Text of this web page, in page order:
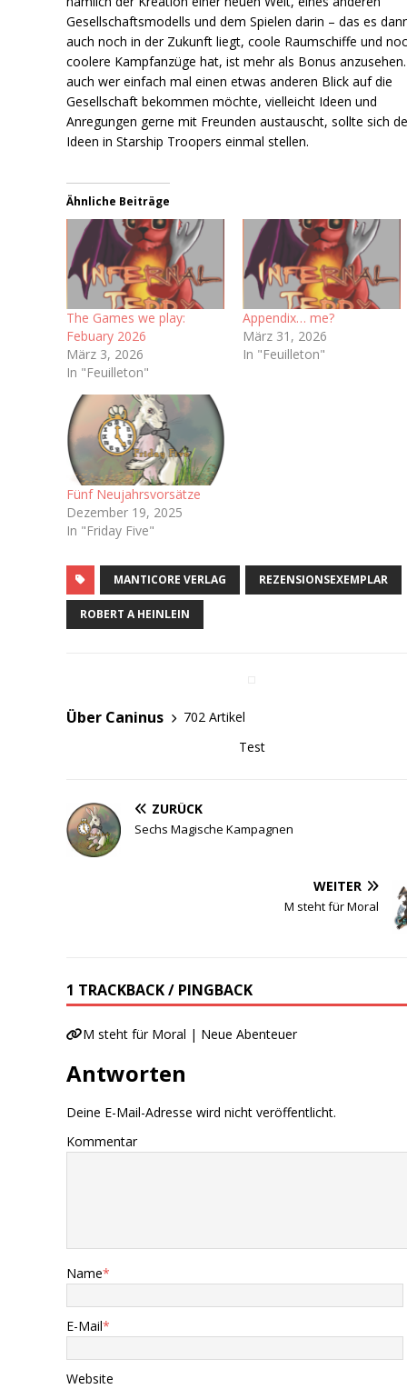
Gesellschaftsmodells und dem Spielen darin – das es
auch noch in der Zukunft liegt, coole Raumschiffe und
coolere Kampfanzüge hat, ist mehr als Bonus
auch wer einfach mal einen etwas anderen Blick auf die
Gesellschaft bekommen möchte, vielleicht Ideen und
Anregungen gerne mit Freunden austauscht, sollte sich
Ideen in Starship Troopers einmal stellen.
Ähnliche Beiträge
The Games we play:
Febuary 2026
März 3, 2026
In "Feuilleton"
Appendix… me?
März 31, 2026
In "Feuilleton"
Fünf Neujahrsvorsätze
Dezember 19, 2025
In "Friday Five"
MANTICORE VERLAG REZENSIONSEXEMPLAR
ROBERT A HEINLEIN
Über Caninus
702 Artikel
Test
ZURÜCK
Sechs Magische Kampagnen
WEITER
M steht für Moral
1 TRACKBACK / PINGBACK
M steht für Moral | Neue Abenteuer
Antworten
Deine E-Mail-Adresse wird nicht veröffentlicht.
Kommentar
Name*
E-Mail*
Website